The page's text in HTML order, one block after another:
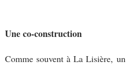
Une co-construction
Comme souvent à La Lisière,